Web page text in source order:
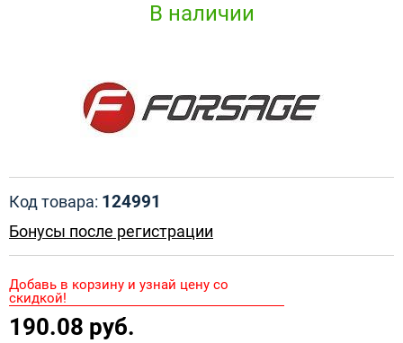
В наличии
Код товара: 124991
Бонусы после регистрации
Добавь в корзину и узнай цену со
скидкой!
190.08 руб.